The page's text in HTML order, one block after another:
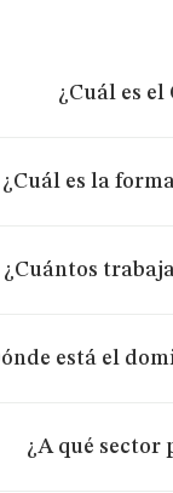
¿Cuál es
¿Cuál es la
¿Cuántos
está el
¿A qué sector